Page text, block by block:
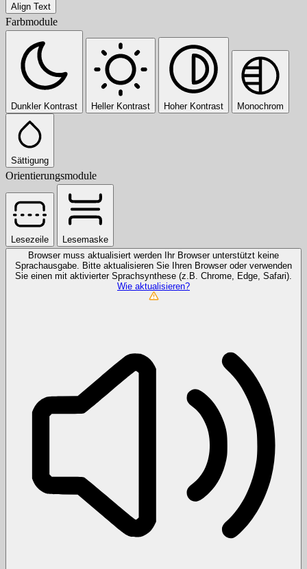
Align Text
Farbmodule
Dunkler Kontrast Heller Kontrast Hoher Kontrast Monochrom
Sättigung
Orientierungsmodule
Lesezeile
Lesemaske
Browser muss aktualisiert werden
Ihr Browser unterstützt keine
Sprachausgabe. Bitte aktualisieren Sie Ihren Browser oder verwenden
Sie einen mit aktivierter Sprachsynthese (z.B. Chrome, Edge, Safari).
Wie aktualisieren?